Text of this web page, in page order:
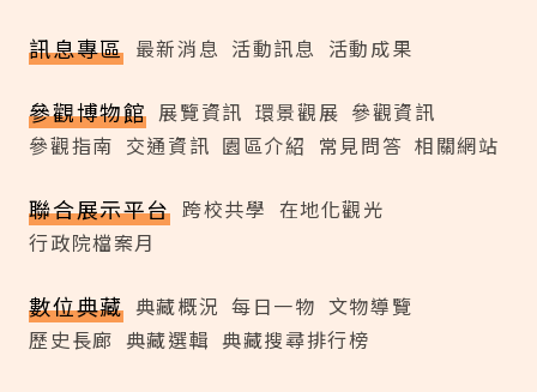
訊息專區 最新消息 活動訊息 活動成果
參觀博物館 展覽資訊 環景觀展 參觀資訊
參觀指南 交通資訊 園區介紹 常見問答 相關網站
聯合展示平台 跨校共學 在地化觀光
行政院檔案月
數位典藏 典藏概況 每日一物 文物導覽
歷史長廊 典藏選輯 典藏搜尋排行榜